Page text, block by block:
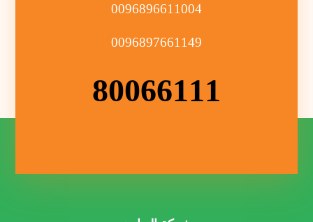
0096896611004
0096897661149
80066111